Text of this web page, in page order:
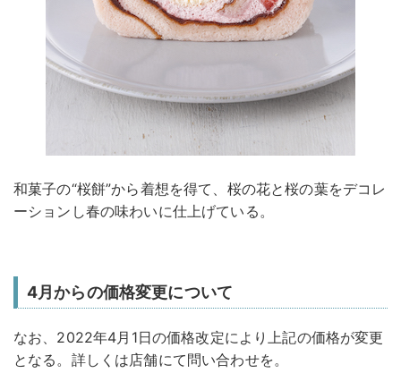
和菓子の“桜餅”から着想を得て、桜の花と桜の葉をデコレ
ーションし春の味わいに仕上げている。
4月からの価格変更について
なお、2022年4月1日の価格改定により上記の価格が変更
となる。詳しくは店舗にて問い合わせを。